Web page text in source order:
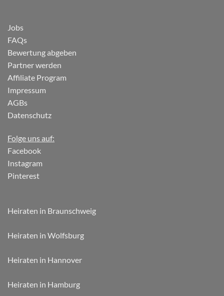
Jobs
FAQs
Bewertung abgeben
Partner werden
Affiliate Program
Impressum
AGBs
Datenschutz
Folge uns auf:
Facebook
Instagram
Pinterest
Heiraten in Braunschweig
Heiraten in Wolfsburg
Heiraten in Hannover
Heiraten in Hamburg